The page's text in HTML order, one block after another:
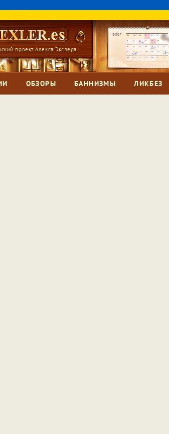
проект Алекса Экслера
ОБЗОРЫ БАННИЗМЫ ЛИКБЕЗ